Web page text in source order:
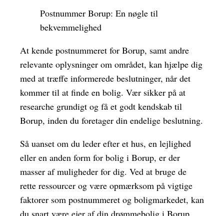
Postnummer Borup: En nøgle til
bekvemmelighed
At kende postnummeret for Borup, samt andre
relevante oplysninger om området, kan hjælpe dig
med at træffe informerede beslutninger, når det
kommer til at finde en bolig. Vær sikker på at
researche grundigt og få et godt kendskab til
Borup, inden du foretager din endelige beslutning.
Så uanset om du leder efter et hus, en lejlighed
eller en anden form for bolig i Borup, er der
masser af muligheder for dig. Ved at bruge de
rette ressourcer og være opmærksom på vigtige
faktorer som postnummeret og boligmarkedet, kan
du snart være ejer af din drømmebolig i Borup.